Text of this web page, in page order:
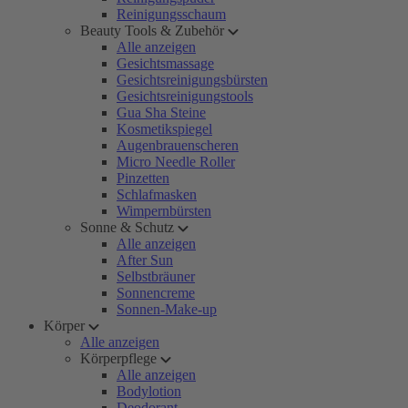
Reinigungsschaum
Beauty Tools & Zubehör
Alle anzeigen
Gesichtsmassage
Gesichtsreinigungsbürsten
Gesichtsreinigungstools
Gua Sha Steine
Kosmetikspiegel
Augenbrauenscheren
Micro Needle Roller
Pinzetten
Schlafmasken
Wimpernbürsten
Sonne & Schutz
Alle anzeigen
After Sun
Selbstbräuner
Sonnencreme
Sonnen-Make-up
Körper
Alle anzeigen
Körperpflege
Alle anzeigen
Bodylotion